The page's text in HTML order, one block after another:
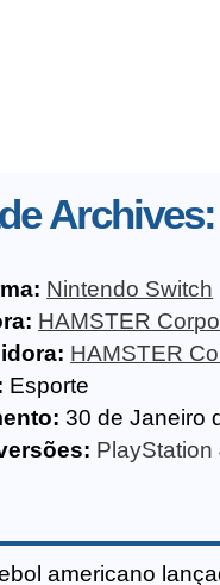
Nintendo Switch
HAMSTER
HAMSTER
Esporte
30 de Janeiro
PlayStation
americano